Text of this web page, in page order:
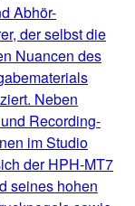
Abhör-
der selbst die
Nuancen des
Neben
Recording-
im Studio
der HPH-MT7
seines hohen